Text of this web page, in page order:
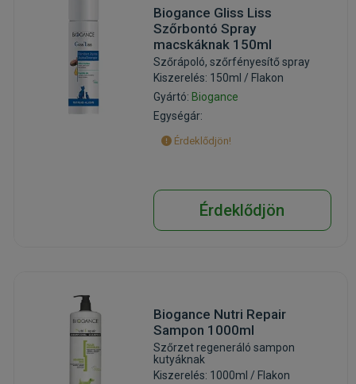
Biogance Gliss Liss
Szőrbontó Spray
macskáknak 150ml
Szőrápoló, szőrfényesítő spray
Kiszerelés: 150ml / Flakon
Gyártó: Biogance
Egységár:
Érdeklődjön!
Érdeklődjön
Biogance Nutri Repair
Sampon 1000ml
Szőrzet regeneráló sampon
kutyáknak
Kiszerelés: 1000ml / Flakon